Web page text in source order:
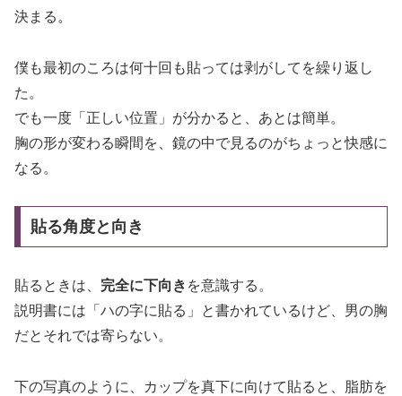
決まる。
僕も最初のころは何十回も貼っては剥がしてを繰り返し
た。
でも一度「正しい位置」が分かると、あとは簡単。
胸の形が変わる瞬間を、鏡の中で見るのがちょっと快感に
なる。
貼る角度と向き
貼るときは、 完全に下向き を意識する。
説明書には「ハの字に貼る」と書かれているけど、男の胸
だとそれでは寄らない。
下の写真のように、カップを真下に向けて貼ると、脂肪を